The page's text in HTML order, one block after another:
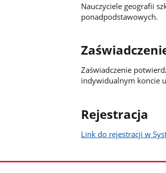
Nauczyciele geografii
ponadpodstawowych.
Zaświadczenie
indywidualnym koncie
Rejestracja
Link do rejestracji w